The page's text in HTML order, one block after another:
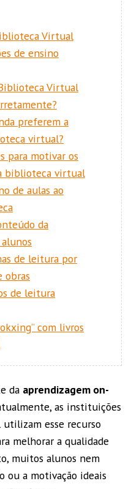
Virtual
de ensino
Virtual
preferem a
virtual?
para motivar os
biblioteca virtual
de aulas ao
da
de leitura por
obras
de leitura
com livros
da aprendizagem on-
as instituições
esse recurso
melhorar a qualidade
muitos alunos nem
ou a motivação ideais